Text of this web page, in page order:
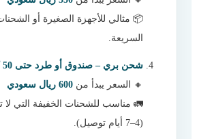
📦 مثالي للأجهزة الصغيرة أو الشحنات
السريعة.
شحن بري – صندوق أو طرد حتى 50 كجم:
🔸 السعر يبدأ من 600 ريال سعودي
🚛 مناسب للشحنات الخفيفة التي لا
(4–7 أيام توصيل).